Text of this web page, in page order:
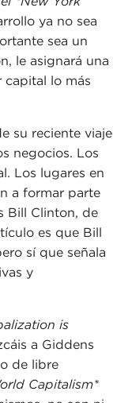
ya no sea
sea un
le asignará una
capital lo más
su reciente viaje
negocios. Los
Los lugares en
a formar parte
Bill Clinton, de
es que Bill
sí que señala
y
is
a Giddens
de libre
Capitalism*